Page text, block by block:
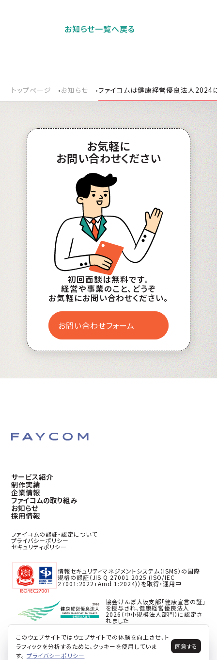
お知らせ一覧へ戻る
トップページ お知らせ ファイコムは健康経営優良法人2024
お気軽に
お問い合わせください
初回面談は無料です。
経営や事業のこと、どうぞ
お気軽にお問い合わせください。
お問い合わせフォーム
サービス紹介
制作実績
企業情報
ファイコムの取り組み
お知らせ
採用情報
ファイコムの認証・認定について
プライバシーポリシー
セキュリティポリシー
情報セキュリティマネジメントシステム（ISMS）の国際
規格の認証（JIS Q 27001:2025 (ISO/IEC
27001:2022+Amd 1:2024)）を取得・運用中
協会けんぽ大阪支部「健康宣言の証」
を授与され、健康経営優良法人
2026（中小規模法人部門）に認定さ
れました
このウェブサイトではウェブサイトでの体験を向上させ、ト
ラフィックを分析するために、クッキーを使用していま
す。 プライバシーポリシー
同意する